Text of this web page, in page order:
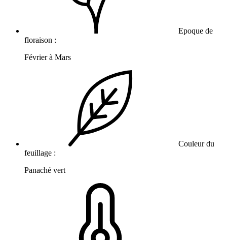
Epoque de
floraison :
Février à Mars
Couleur du
feuillage :
Panaché vert